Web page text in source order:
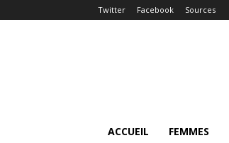
Twitter Facebook Sources
ACCUEIL FEMMES